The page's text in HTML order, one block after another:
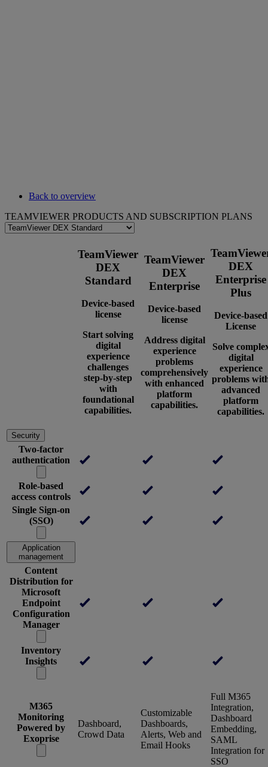
Back to overview
TEAMVIEWER PRODUCTS AND SUBSCRIPTION PLANS
TeamViewer
DEX
Standard
Device-based
license
Start solving
digital
experience
challenges
step-by-step
with
foundational
capabilities.
TeamViewer
DEX
Enterprise
Device-based
license
Address digital
experience
problems
comprehensively
with enhanced
platform
capabilities.
DEX
Enterprise
Plus
Device-based
License
Solve
digital
experience
problems
advanced
platform
capabilities.
Security
Two-factor
authentication
Role-based
access controls
Single Sign-on
(SSO)
Application
management
Content
Distribution for
Microsoft
Endpoint
Configuration
Manager
Inventory
Insights
M365
Monitoring
Powered by
Exoprise
Dashboard,
Crowd Data
Customizable
Dashboards,
Alerts, Web and
Email Hooks
Full M365
Integration,
Dashboard
Embedding,
SAML
Integration for
SSO